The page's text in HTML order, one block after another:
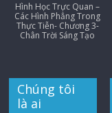
Hình Học Trực Quan –
Các Hình Phẳng Trong
Thực Tiễn- Chương 3-
Chân Trời Sáng Tạo
Chúng tôi
là ai